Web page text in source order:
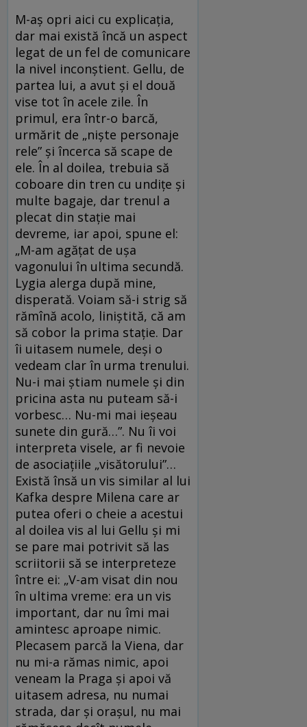
M-aş opri aici cu explicaţia,
dar mai există încă un aspect
legat de un fel de comunicare
la nivel inconştient. Gellu, de
partea lui, a avut şi el două
vise tot în acele zile. În
primul, era într-o barcă,
urmărit de „nişte personaje
rele” şi încerca să scape de
ele. În al doilea, trebuia să
coboare din tren cu undiţe şi
multe bagaje, dar trenul a
plecat din staţie mai
devreme, iar apoi, spune el:
„M-am agăţat de uşa
vagonului în ultima secundă.
Lygia alerga după mine,
disperată. Voiam să-i strig să
rămînă acolo, liniştită, că am
să cobor la prima staţie. Dar
îi uitasem numele, deşi o
vedeam clar în urma trenului.
Nu-i mai ştiam numele şi din
pricina asta nu puteam să-i
vorbesc… Nu-mi mai ieşeau
sunete din gură…”. Nu îi voi
interpreta visele, ar fi nevoie
de asociaţiile „visătorului”…
Există însă un vis similar al lui
Kafka despre Milena care ar
putea oferi o cheie a acestui
al doilea vis al lui Gellu şi mi
se pare mai potrivit să las
scriitorii să se interpreteze
între ei: „V-am visat din nou
în ultima vreme: era un vis
important, dar nu îmi mai
amintesc aproape nimic.
Plecasem parcă la Viena, dar
nu mi-a rămas nimic, apoi
veneam la Praga și apoi vă
uitasem adresa, nu numai
strada, dar și orașul, nu mai